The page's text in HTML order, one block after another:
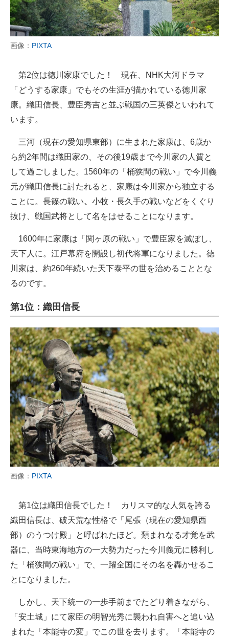
画像： PIXTA
第2位は徳川家康でした！ 現在、NHK大河ドラマ
「どうする家康」でもその生涯が描かれている徳川家
康。織田信長、豊臣秀吉と並ぶ戦国の三英傑といわれて
います。
三河（現在の愛知県東部）に生まれた家康は、6歳か
ら約2年間は織田家の、その後19歳まで今川家の人質と
して過ごしました。1560年の「桶狭間の戦い」で今川義
元が織田信長に討たれると、家康は今川家から独立する
ことに。長篠の戦い、 小牧・長久手の戦いなどをくぐり
抜け、戦国武将として名をはせることになります。
1600年に家康は「関ヶ原の戦い」で豊臣家を滅ぼし、
天下人に。江戸幕府を開設し初代将軍になりました。徳
川家は、約260年続いた天下泰平の世を治めることとな
るのです。
第1位：織田信長
画像： PIXTA
第1位は織田信長でした！ カリスマ的な人気を誇る
織田信長は、破天荒な性格で「尾張（現在の愛知県西
部）のうつけ殿」と呼ばれたほど。類まれなる才覚を武
器に、当時東海地方の一大勢力だった今川義元に勝利し
た「桶狭間の戦い」で、一躍全国にその名を轟かせるこ
とになりました。
しかし、天下統一の一歩手前までたどり着きながら、
「安土城」にて家臣の明智光秀に襲われ自害へと追い込
まれた「本能寺の変」でこの世を去ります。「本能寺の